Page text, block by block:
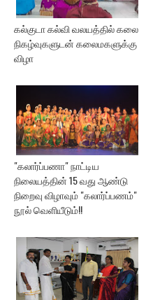
கல்குடா கல்வி வலயத்தில் கலை
நிகழ்வுகளுடன் கலைமகளுக்கு
விழா
"கலார்ப்பணா" நாட்டிய
நிலையத்தின் 15 வது ஆண்டு
நிறைவு விழாவும் "கலார்ப்பணம்"
நூல் வெளியீடும்!!